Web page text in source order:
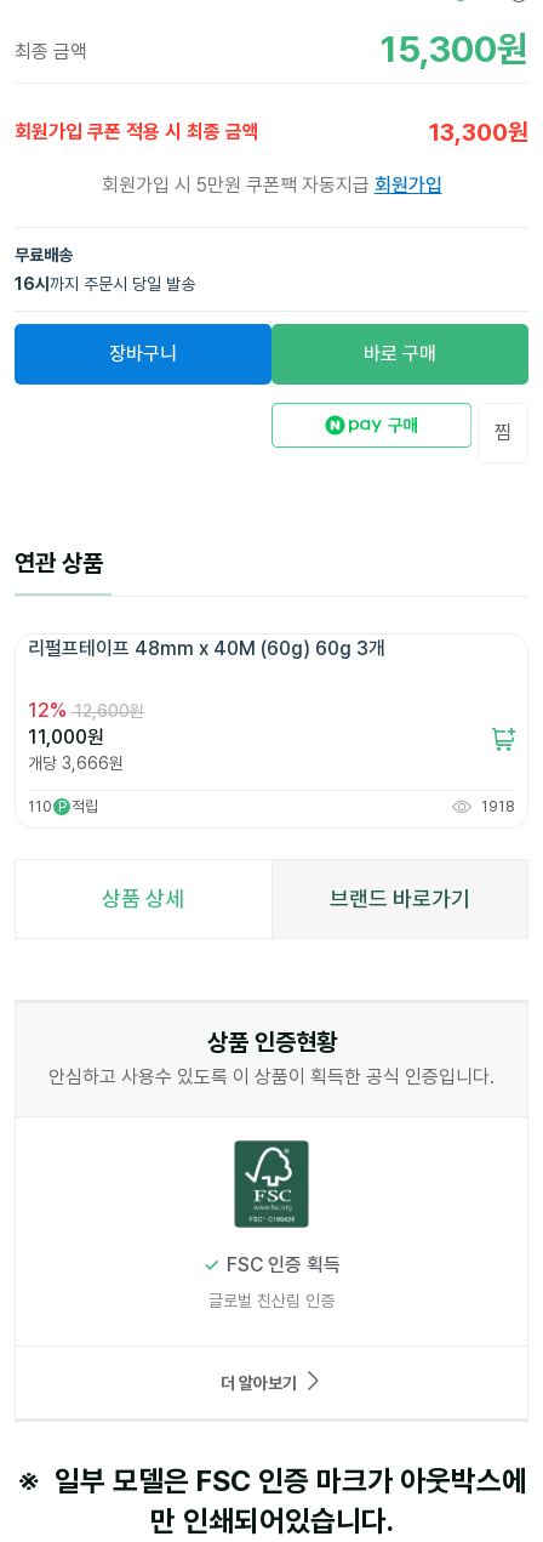
최종 금액 15,300원
회원가입 쿠폰 적용 시 최종 금액 13,300원
회원가입 시 5만원 쿠폰팩 자동지급 회원가입
무료배송
16시 까지 주문시 당일 발송
장바구니 바로 구매
찜
연관 상품
12% 12,600원
11,000원
개당 3,666원
110 P 적립 1918
상품 상세 브랜드 바로가기
상품 인증현황
안심하고 사용수 있도록 이 상품이 획득한 공식 인증입니다.
FSC 인증 획득
글로벌 친산림 인증
더 알아보기
※ 일부 모델은 FSC 인증 마크가 아웃박스에
만 인쇄되어있습니다.